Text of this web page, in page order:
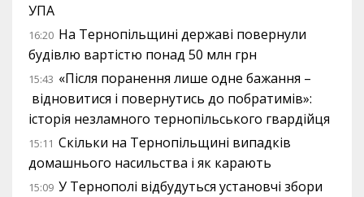
УПА
16:20 На Тернопільщині державі повернули
будівлю вартістю понад 50 млн грн
15:43 «Після поранення лише одне бажання –
відновитися і повернутись до побратимів»:
історія незламного тернопільського гвардійця
15:11 Скільки на Тернопільщині випадків
домашнього насильства і як карають
15:09 У Тернополі відбудуться установчі збори